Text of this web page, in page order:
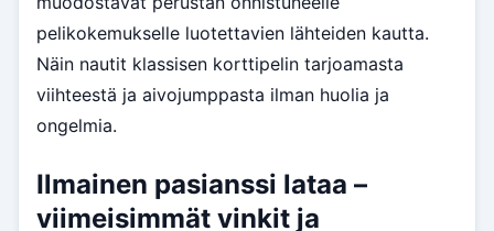
pelikokemukselle luotettavien lähteiden kautta.
Näin nautit klassisen korttipelin tarjoamasta
viihteestä ja aivojumppasta ilman huolia ja
ongelmia.
Ilmainen pasianssi lataa –
viimeisimmät vinkit ja